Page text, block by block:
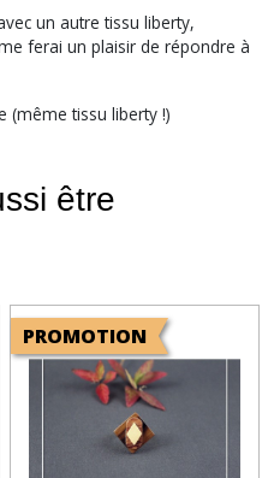
un autre tissu liberty,
ferai un plaisir de répondre à
(même tissu liberty !)
être
PROMOTION